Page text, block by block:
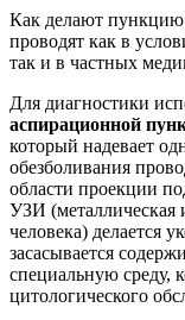
Как делают
проводят как в
так и в частных
Для диагностики
аспирационной
который надевает
обезболивания
области проекции
УЗИ (металлическая
человека) делается
засасывается
специальную среду,
цитологического